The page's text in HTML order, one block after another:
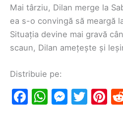
Mai târziu, Dilan merge la
ea s-o convingă să meargă
Situația devine mai gravă
scaun, Dilan amețește și
Distribuie pe:
F
W M T
Pi